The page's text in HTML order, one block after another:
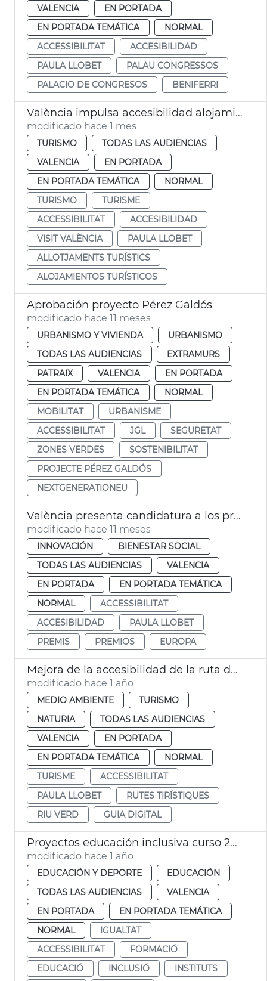
VALENCIA
EN PORTADA
EN PORTADA TEMÁTICA
NORMAL
ACCESSIBILITAT
ACCESIBILIDAD
PAULA LLOBET
PALAU CONGRESSOS
PALACIO DE CONGRESOS
BENIFERRI
València impulsa accesibilidad alojamientos turísticos
modificado hace 1 mes
TURISMO
TODAS LAS AUDIENCIAS
VALENCIA
EN PORTADA
EN PORTADA TEMÁTICA
NORMAL
TURISMO
TURISME
ACCESSIBILITAT
ACCESIBILIDAD
VISIT VALÈNCIA
PAULA LLOBET
ALLOTJAMENTS TURÍSTICS
ALOJAMIENTOS TURÍSTICOS
Aprobación proyecto Pérez Galdós
modificado hace 11 meses
URBANISMO Y VIVIENDA
URBANISMO
TODAS LAS AUDIENCIAS
EXTRAMURS
PATRAIX
VALENCIA
EN PORTADA
EN PORTADA TEMÁTICA
NORMAL
MOBILITAT
URBANISME
ACCESSIBILITAT
JGL
SEGURETAT
ZONES VERDES
SOSTENIBILITAT
PROJECTE PÉREZ GALDÓS
NEXTGENERATIONEU
València presenta candidatura a los premios europeos de accesibilidad
modificado hace 11 meses
INNOVACIÓN
BIENESTAR SOCIAL
TODAS LAS AUDIENCIAS
VALENCIA
EN PORTADA
EN PORTADA TEMÁTICA
NORMAL
ACCESSIBILITAT
ACCESIBILIDAD
PAULA LLOBET
PREMIS
PREMIOS EUROPA
Mejora de la accesibilidad de la ruta del Río Verde y la guía digital
modificado hace 1 año
MEDIO AMBIENTE
TURISMO
NATURIA
TODAS LAS AUDIENCIAS
VALENCIA
EN PORTADA
EN PORTADA TEMÁTICA
NORMAL
TURISME
ACCESSIBILITAT
PAULA LLOBET
RUTES TIRÍSTIQUES
RIU VERD
GUIA DIGITAL
Proyectos educación inclusiva curso 24-25
modificado hace 1 año
EDUCACIÓN Y DEPORTE
EDUCACIÓN
TODAS LAS AUDIENCIAS
VALENCIA
EN PORTADA
EN PORTADA TEMÁTICA
NORMAL
IGUALTAT
ACCESSIBILITAT
FORMACIÓ
EDUCACIÓ
INCLUSIÓ
INSTITUTS